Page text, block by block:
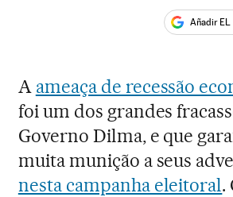
Añadir EL
A ameaça de recessão
foi um dos grandes
Governo Dilma, e que
muita munição a seus
nesta campanha eleitoral.